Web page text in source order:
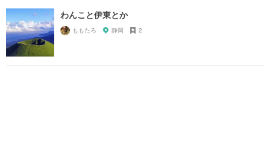
わんこと伊東とか
ももたろ 静岡 2